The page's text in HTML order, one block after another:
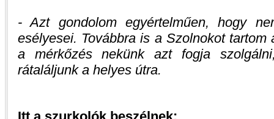
- Azt gondolom egyértelműen, hogy
esélyesei. Továbbra is a Szolnokot
a mérkőzés nekünk azt fogja
rátaláljunk a helyes útra.